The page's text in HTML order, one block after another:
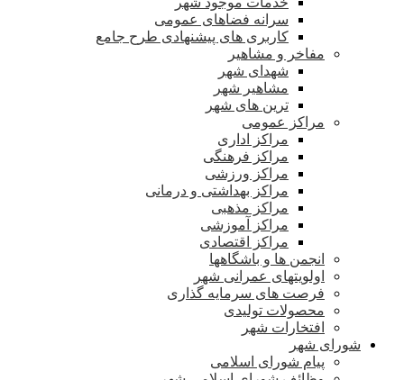
سرانه فضاهای عمومی
کاربری های پیشنهادی طرح جامع
مفاخر و مشاهیر
شهدای شهر
مشاهیر شهر
ترین های شهر
مراکز عمومی
مراکز اداری
مراکز فرهنگی
مراکز ورزشی
مراکز بهداشتی و درمانی
مراکز مذهبی
مراکز آموزشی
مراکز اقتصادی
انجمن ها و باشگاهها
اولویتهای عمرانی شهر
فرصت های سرمایه گذاری
محصولات تولیدی
افتخارات شهر
شورای شهر
پیام شورای اسلامی